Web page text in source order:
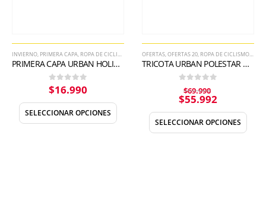
INVIERNO, PRIMERA CAPA, ROPA DE CICLISMO DE HOMBRE
PRIMERA CAPA URBAN HOLIDAY BASE LAYER
0out of 5
$16.990
SELECCIONAR OPCIONES
OFERTAS,OFERTAS 20, ROPA DE CICLISMO DE HOMBRE
TRICOTA URBAN POLESTAR DEEP BLUE
out of 5
$69.990
$55.992
SELECCIONAR OPCIONES